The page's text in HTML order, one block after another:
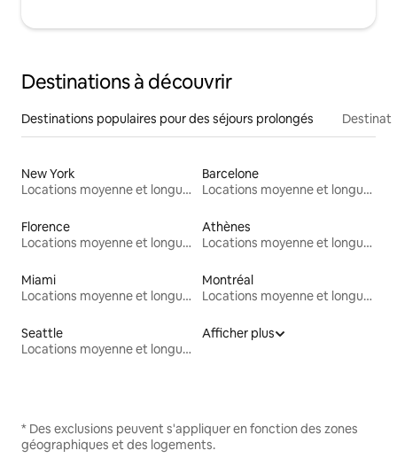
Destinations à découvrir
Destinations populaires pour des séjours prolongés
New York
Locations moyenne et longue durée
Barcelone
Locations moyenne et longue durée
Florence
Locations moyenne et longue durée
Athènes
Locations moyenne et longue durée
Miami
Locations moyenne et longue durée
Montréal
Locations moyenne et longue durée
Seattle
Locations moyenne et longue durée
Afficher plus
* Des exclusions peuvent s'appliquer en fonction des zones
géographiques et des logements.